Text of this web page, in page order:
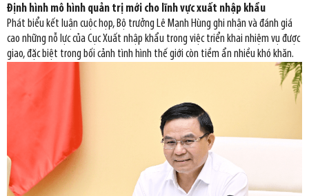
Định hình mô hình quản trị mới cho lĩnh vực xuất nhập khẩu
Phát biểu kết luận cuộc họp, Bộ trưởng Lê Mạnh Hùng ghi nhận và đánh giá
cao những nỗ lực của Cục Xuất nhập khẩu trong việc triển khai nhiệm vụ được
giao, đặc biệt trong bối cảnh tình hình thế giới còn tiềm ẩn nhiều khó khăn.